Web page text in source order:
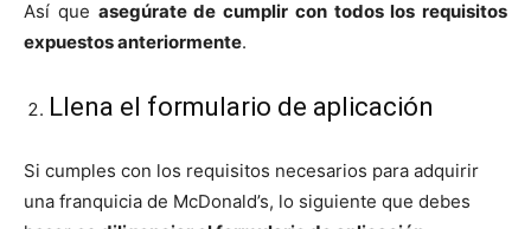
Así que asegúrate de cumplir con todos los requisitos
expuestos anteriormente.
Llena el formulario de aplicación
Si cumples con los requisitos necesarios para adquirir
una franquicia de McDonald’s, lo siguiente que debes